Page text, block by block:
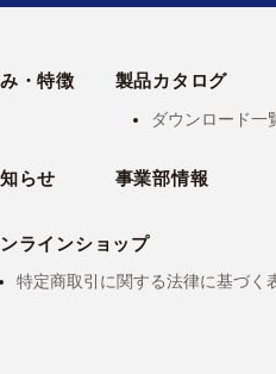
・特徴 製品カタログ
ダウンロード一
らせ 事業部情報
ラインショップ
特定商取引に関する法律に基づく